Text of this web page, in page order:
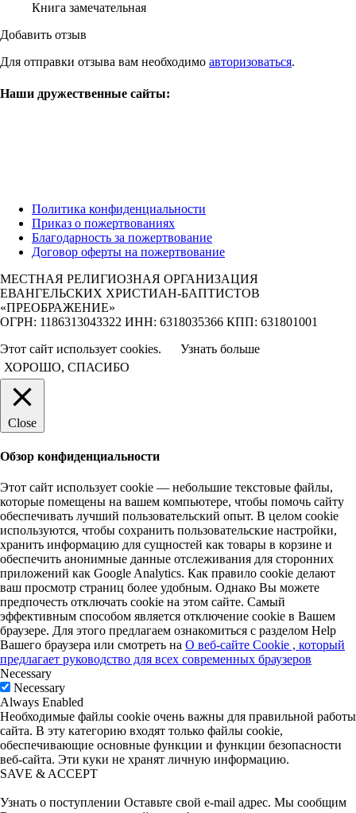
Книга замечательная
Добавить отзыв
Для отправки отзыва вам необходимо авторизоваться.
Наши дружественные сайты:
Политика конфиденциальности
Приказ о пожертвованиях
Благодарность за пожертвование
Договор оферты на пожертвование
МЕСТНАЯ РЕЛИГИОЗНАЯ ОРГАНИЗАЦИЯ
ЕВАНГЕЛЬСКИХ ХРИСТИАН-БАПТИСТОВ
«ПРЕОБРАЖЕНИЕ»
ОГРН: 1186313043322 ИНН: 6318035366 КПП: 631801001
Этот сайт использует cookies.
Узнать больше
ХОРОШО, СПАСИБО
Close
Обзор конфиденциальности
Этот сайт использует cookie — небольшие текстовые файлы,
которые помещены на вашем компьютере, чтобы помочь сайту
обеспечивать лучший пользовательский опыт. В целом cookie
используются, чтобы сохранить пользовательские настройки,
хранить информацию для сущностей как товары в корзине и
обеспечить анонимные данные отслеживания для сторонних
приложений как Google Analytics. Как правило cookie делают
ваш просмотр страниц более удобным. Однако Вы можете
предпочесть отключать cookie на этом сайте. Самый
эффективным способом является отключение cookie в Вашем
браузере. Для этого предлагаем ознакомиться с разделом Help
Вашего браузера или смотреть на О веб-сайте Cookie , который
предлагает руководство для всех современных браузеров
Necessary
Necessary
Always Enabled
Необходимые файлы cookie очень важны для правильной работы
сайта. В эту категорию входят только файлы cookie,
обеспечивающие основные функции и функции безопасности
веб-сайта. Эти куки не хранят личную информацию.
SAVE & ACCEPT
Узнать о поступлении Оставьте свой e-mail адрес. Мы сообщим